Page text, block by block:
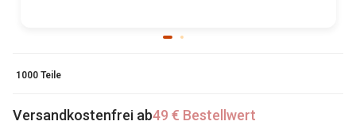
1000 Teile
Versandkostenfrei ab49 € Bestellwert